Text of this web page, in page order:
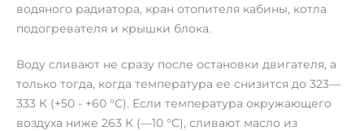
водяного радиатора, кран отопителя кабины, котла
подогревателя и крышки блока.
Воду сливают не сразу после остановки двигателя, а
только тогда, когда температура ее снизится до 323—
333 К (+50 - +60 °С). Если температура окружающего
воздуха ниже 263 К (—10 °С), сливают масло из